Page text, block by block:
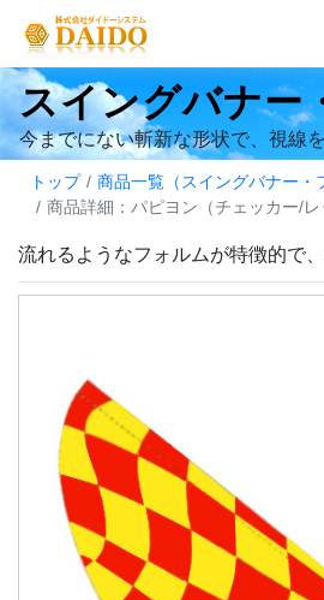
スイングバナー
今までにない斬新な形状で、視線
トップ
商品一覧（スイングバナー・
商品詳細：パピヨン（チェッカー/
流れるようなフォルムが特徴的で